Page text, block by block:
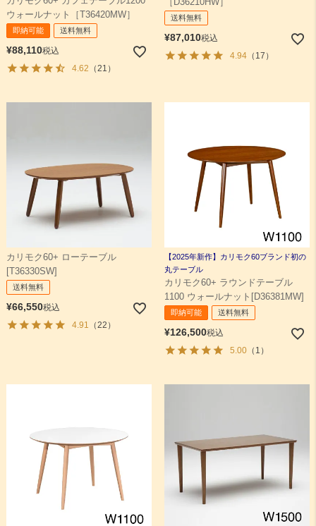
ウォールナット［T36420MW］
即納可能 送料無料
¥88,110税込
4.62 （21）
［D36210HW］
送料無料
¥87,010税込
4.94（17）
カリモク60+ ローテーブル
[T36330SW]
送料無料
¥66,550税込
4.91 （22）
【2025年新作】カリモク60ブランド初の
丸テーブル
カリモク60+ ラウンドテーブル
1100 ウォールナット[D36381MW]
即納可能 送料無料
¥126,500税込
5.00（1）